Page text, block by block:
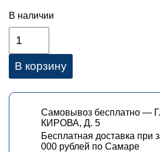
В наличии
В корзину
Самовывоз бесплатно —
КИРОВА, Д. 5
Бесплатная доставка при
000 рублей по Самаре